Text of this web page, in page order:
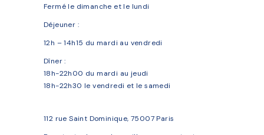
Fermé le dimanche et le lundi
Déjeuner :
12h – 14h15 du mardi au vendredi
Dîner :
18h-22h00 du mardi au jeudi
18h-22h30 le vendredi et le samedi
112 rue Saint Dominique, 75007 Paris